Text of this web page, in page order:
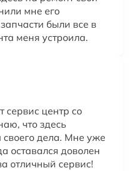
мне его
были все в
меня устроила.
сервис центр со
что здесь
дела. Мне уже
оставался доволен
отличный сервис!